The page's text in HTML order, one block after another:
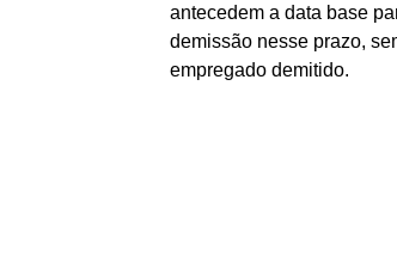
antecedem a data base
demissão nesse prazo,
empregado demitido.